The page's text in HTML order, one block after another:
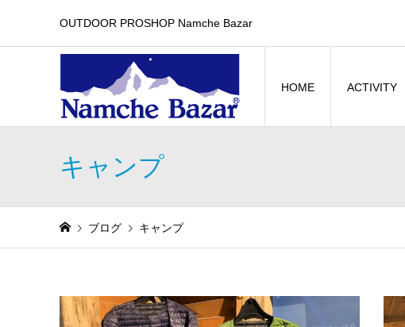
OUTDOOR PROSHOP Namche Bazar
HOME ACTIVITY
キャンプ
ブログ キャンプ